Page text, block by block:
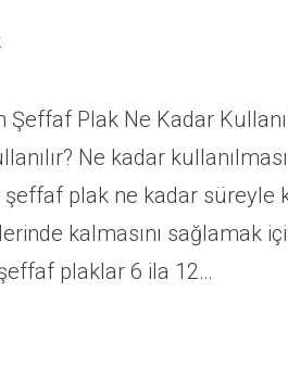
Şeffaf Plak Ne Kadar
Ne kadar
plak ne kadar süreyle
kalmasını sağlamak
plaklar 6 ila 12…